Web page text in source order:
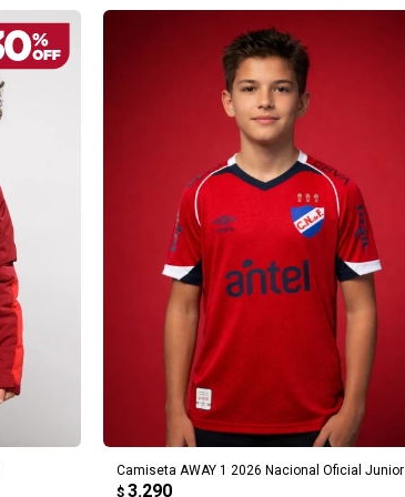
Camiseta AWAY 1 2026 Nacional Oficial Junior
$ 3.290
AGREGAR AL CARRITO